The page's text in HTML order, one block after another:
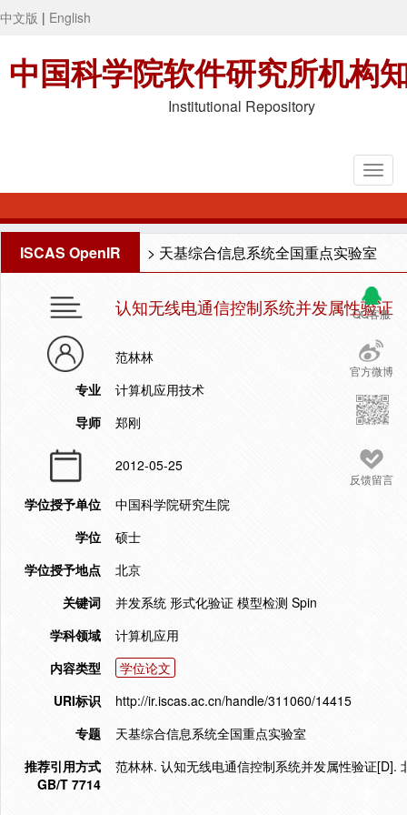
中文版 | English
中国科学院软件研究所机构
Institutional Repository
ISCAS OpenIR > 天基综合信息系统全国重点实验室
QQ客服
官方微博
反馈留言
认知无线电通信控制系统并发属性验证
范林林
专业
计算机应用技术
导师
郑刚
2012-05-25
学位授予单位
中国科学院研究生院
学位
硕士
学位授予地点
北京
关键词
并发系统 形式化验证 模型检测 Spin
学科领域
计算机应用
内容类型
学位论文
URI标识
http://ir.iscas.ac.cn/handle/311060/14415
专题
天基综合信息系统全国重点实验室
推荐引用方式
GB/T 7714
范林林. 认知无线电通信控制系统并发属性验证[D].